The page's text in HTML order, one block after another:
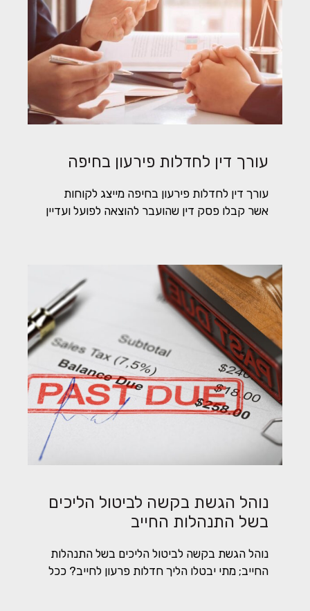
עורך דין לחדלות פירעון בחיפה
עורך דין לחדלות פירעון בחיפה מייצג לקוחות
אשר קבלו פסק דין שהועבר להוצאה לפועל ועדיין
נוהל הגשת בקשה לביטול הליכים
בשל התנהלות החייב
נוהל הגשת בקשה לביטול הליכים בשל התנהלות
החייב; מתי יבטלו הליך חדלות פרעון לחייב? ככל